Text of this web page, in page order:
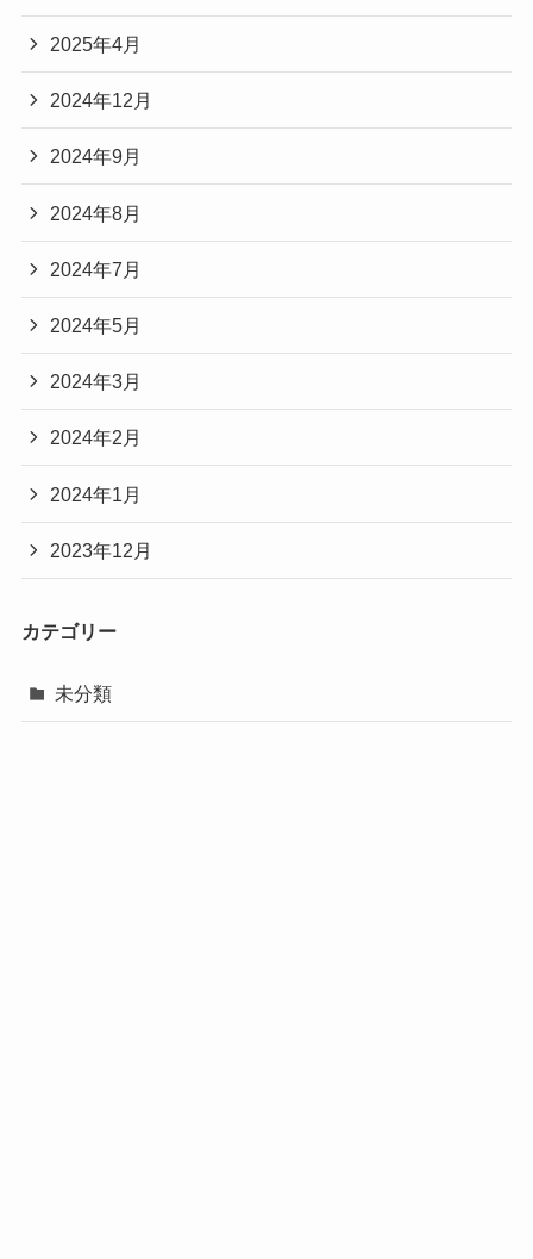
2025年4月
2024年12月
2024年9月
2024年8月
2024年7月
2024年5月
2024年3月
2024年2月
2024年1月
2023年12月
カテゴリー
未分類